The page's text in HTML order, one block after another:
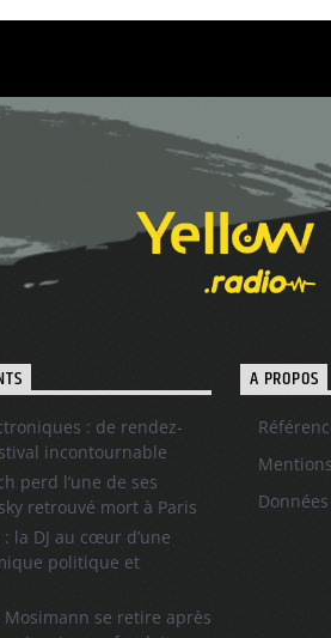
: de rendez-
incontournable
perd l’une de ses
retrouvé mort à Paris
la DJ au cœur d’une
politique et
Mosimann se retire après
A PROPOS